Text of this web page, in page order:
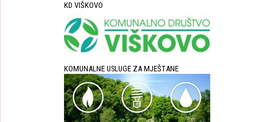
KD VIŠKOVO
KOMUNALNE USLUGE ZA MJEŠTANE